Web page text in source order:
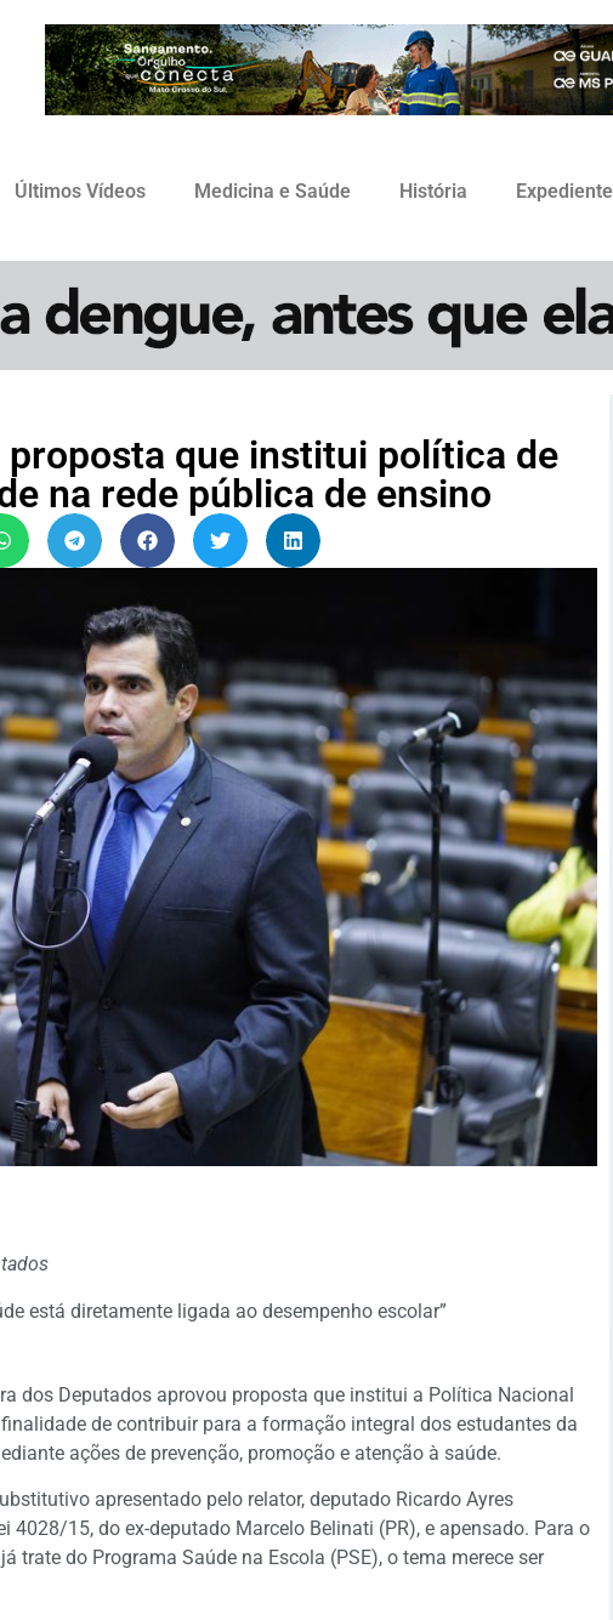
Últimos Vídeos Medicina e Saúde História Expediente
proposta que institui política de
na rede pública de ensino
está diretamente ligada ao desempenho escolar”
dos Deputados aprovou proposta que institui a Política Nacional
de contribuir para a formação integral dos estudantes da
ações de prevenção, promoção e atenção à saúde.
apresentado pelo relator, deputado Ricardo Ayres
4028/15, do ex-deputado Marcelo Belinati (PR), e apensado. Para o
já trate do Programa Saúde na Escola (PSE), o tema merece ser